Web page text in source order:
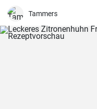
Tammers